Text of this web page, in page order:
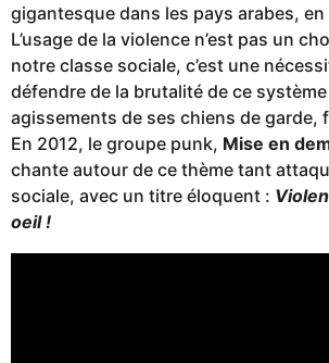
gigantesque dans les pays arabes, en
L’usage de la violence n’est pas un
notre classe sociale, c’est une
défendre de la brutalité de ce
agissements de ses chiens de garde,
En 2012, le groupe punk, Mise en
chante autour de ce thème tant
sociale, avec un titre éloquent :
oeil !